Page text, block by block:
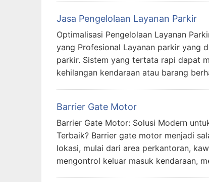
Jasa Pengelolaan Layanan Parkir
Optimalisasi Pengelolaan Layanan
yang Profesional Layanan parkir yang
parkir. Sistem yang tertata rapi dapat
kehilangan kendaraan atau barang
Barrier Gate Motor
Barrier Gate Motor: Solusi Modern
Terbaik? Barrier gate motor menjadi
lokasi, mulai dari area perkantoran,
mengontrol keluar masuk kendaraan,